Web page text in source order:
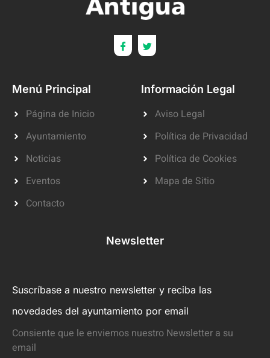
Menú Principal
Página de Inicio
Ayuntamiento
Noticias
Eventos
Contacto
Información Legal
Aviso Legal
Política de Privacidad
Política de Cookies
Mapa de Sitio
Newsletter
Suscríbase a nuestro newsletter y reciba las
novedades del ayuntamiento por email
Consiente que le enviemos nuestro Newsletter a su
email